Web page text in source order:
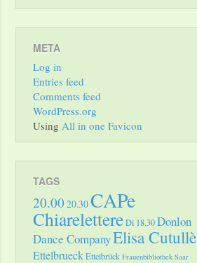
META
Log in
Entries feed
Comments feed
WordPress.org
Using All in one Favicon
TAGS
20.00 20.30CAPe
ChiarelettereDi 18.30Donlon
Dance CompanyElisa Cutullè
EttelbrueckEttelbrück Frauenbibliothek Saar